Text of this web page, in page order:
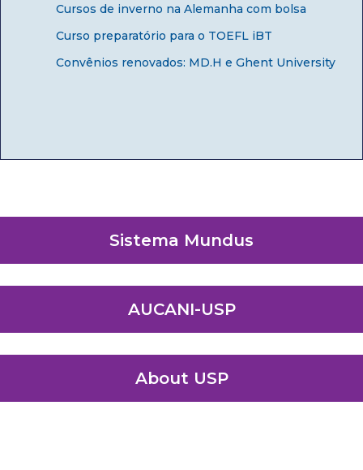
Cursos de inverno na Alemanha com bolsa
Curso preparatório para o TOEFL iBT
Convênios renovados: MD.H e Ghent University
Sistema Mundus
AUCANI-USP
About USP